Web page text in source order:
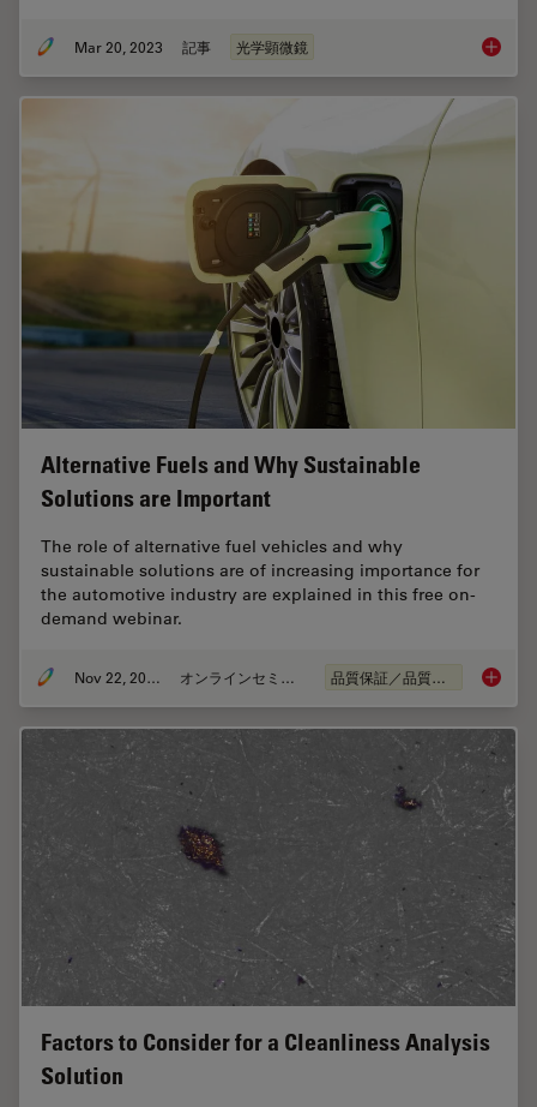
Mar 20, 2023 記事 光学顕微鏡
Alternative Fuels and Why Sustainable
Solutions are Important
The role of alternative fuel vehicles and why
sustainable solutions are of increasing importance for
the automotive industry are explained in this free on-
demand webinar.
Nov 22, 2022 オンラインセミナー 品質保証／品質管理
Factors to Consider for a Cleanliness Analysis
Solution